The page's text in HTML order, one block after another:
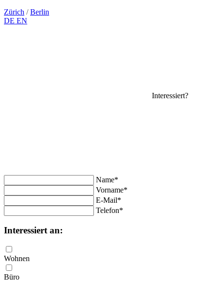
Zürich / Berlin
DE EN
Interessiert?
Name*
Vorname*
E-Mail*
Telefon*
Interessiert an:
Wohnen
Büro